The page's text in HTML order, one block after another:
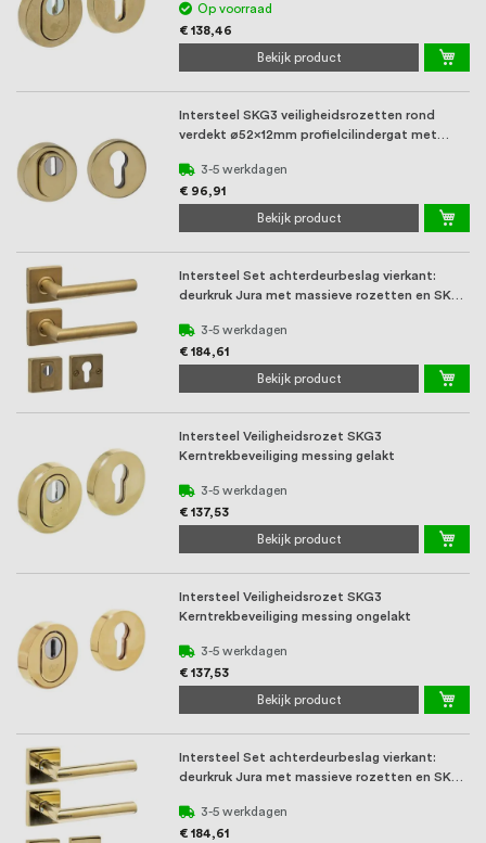
Op voorraad
€ 138,46
Bekijk product
Intersteel SKG3 veiligheidsrozetten rond
verdekt ø52x12mm profielcilindergat met
3-5 werkdagen
€ 96,91
Bekijk product
Intersteel Set achterdeurbeslag vierkant:
deurkruk Jura met massieve rozetten en SKG3
3-5 werkdagen
€ 184,61
Bekijk product
Intersteel Veiligheidsrozet SKG3
Kerntrekbeveiliging messing gelakt
3-5 werkdagen
€ 137,53
Bekijk product
Intersteel Veiligheidsrozet SKG3
Kerntrekbeveiliging messing ongelakt
3-5 werkdagen
€ 137,53
Bekijk product
Intersteel Set achterdeurbeslag vierkant:
deurkruk Jura met massieve rozetten en SKG3
3-5 werkdagen
€ 184,61